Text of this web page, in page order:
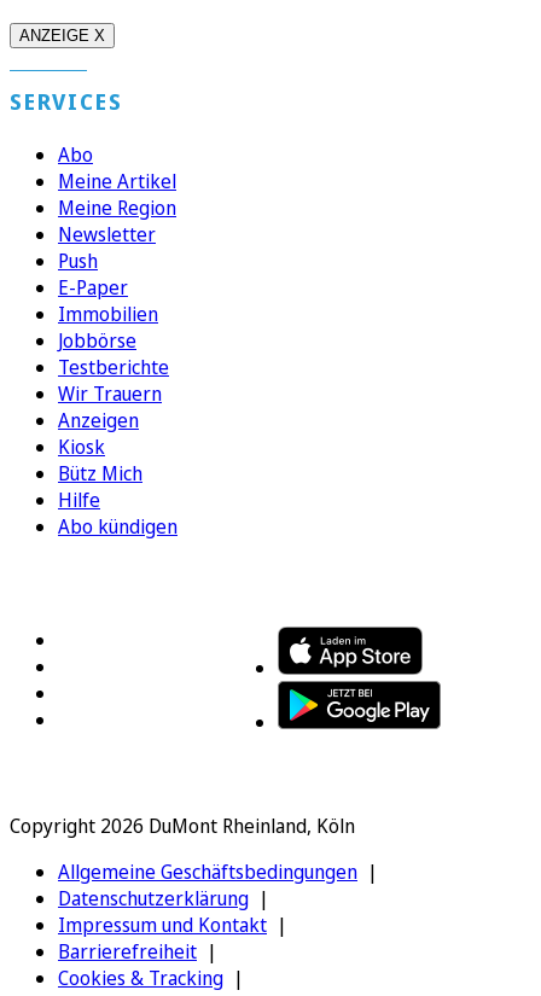
ANZEIGE X
SERVICES
Abo
Meine Artikel
Meine Region
Newsletter
Push
E-Paper
Immobilien
Jobbörse
Testberichte
Wir Trauern
Anzeigen
Kiosk
Bütz Mich
Hilfe
Abo kündigen
Copyright 2026 DuMont Rheinland, Köln
Allgemeine Geschäftsbedingungen
Datenschutzerklärung
Impressum und Kontakt
Barrierefreiheit
Cookies & Tracking